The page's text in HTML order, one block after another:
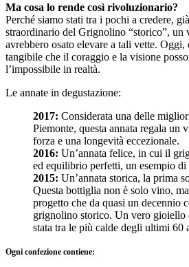
Ma cosa lo rende così rivoluzionario?
Perché siamo stati tra i pochi a credere,
straordinario del Grignolino “storico”, un
avrebbero osato elevare a tali vette. Oggi,
tangibile che il coraggio e la visione
l’impossibile in realtà.
Le annate in degustazione:
2017: Considerata una delle
Piemonte, questa annata regala un
forza e una longevità eccezionale.
2016: Un’annata felice, in cui il
ed equilibrio perfetti, un esempio di
2015: Un’annata storica, la prima
Questa bottiglia non è solo vino,
progetto che da quasi un decennio
grignolino storico. Un vero gioiello
stata tra le più calde degli ultimi 60
Ogni confezione contiene: